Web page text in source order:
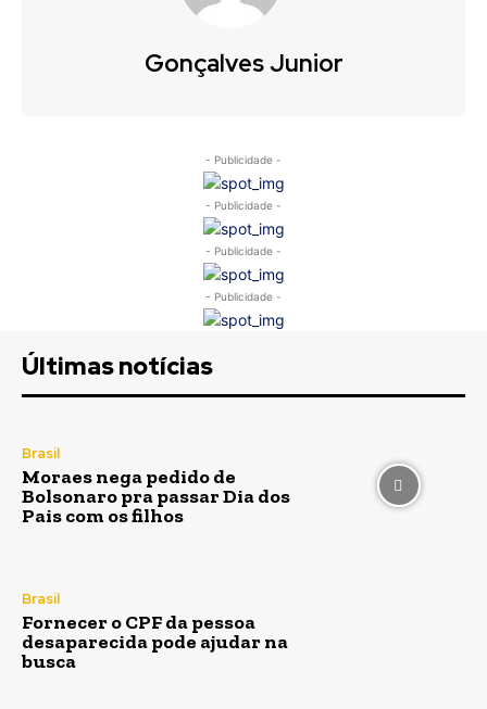
Gonçalves Junior
- Publicidade -
- Publicidade -
- Publicidade -
- Publicidade -
Últimas notícias
Brasil
Moraes nega pedido de
Bolsonaro pra passar Dia dos
Pais com os filhos
Brasil
Fornecer o CPF da pessoa
desaparecida pode ajudar na
busca